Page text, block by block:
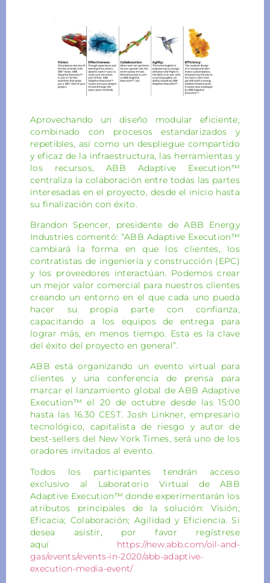
Aprovechando un diseño modular eficiente,
combinado con procesos estandarizados y
repetibles, así como un despliegue compartido
y eficaz de la infraestructura, las herramientas y
los recursos, ABB Adaptive Execution™
centraliza la colaboración entre todas las partes
interesadas en el proyecto, desde el inicio hasta
su finalización con éxito.
Brandon Spencer, presidente de ABB Energy
Industries comentó: “ABB Adaptive Execution™
cambiará la forma en que los clientes, los
contratistas de ingeniería y construcción (EPC)
y los proveedores interactúan. Podemos crear
un mejor valor comercial para nuestros clientes
creando un entorno en el que cada uno pueda
hacer su propia parte con confianza,
capacitando a los equipos de entrega para
lograr más, en menos tiempo. Esta es la clave
del éxito del proyecto en general”.
ABB está organizando un evento virtual para
clientes y una conferencia de prensa para
marcar el lanzamiento global de ABB Adaptive
Execution™ el 20 de octubre desde las 15:00
hasta las 16.30 CEST. Josh Linkner, empresario
tecnológico, capitalista de riesgo y autor de
best-sellers del New York Times, será uno de los
oradores invitados al evento.
Todos los participantes tendrán acceso
exclusivo al Laboratorio Virtual de ABB
Adaptive Execution™ donde experimentarán los
atributos principales de la solución: Visión;
Eficacia; Colaboración; Agilidad y Eficiencia. Si
desea asistir, por favor regístrese
aquí https://new.abb.com/oil-and-
gas/events/events-in-2020/abb-adaptive-
execution-media-event/